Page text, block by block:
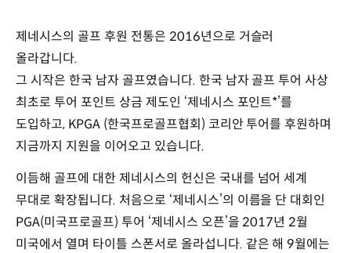
제네시스의 골프 후원 전통은 2016년으로 거슬러
올라갑니다.
그 시작은 한국 남자 골프였습니다. 한국 남자 골프 투어 사상
최초로 투어 포인트 상금 제도인 ‘제네시스 포인트*’를
도입하고, KPGA (한국프로골프협회) 코리안 투어를 후원하며
지금까지 지원을 이어오고 있습니다.
이듬해 골프에 대한 제네시스의 헌신은 국내를 넘어 세계
무대로 확장됩니다. 처음으로 ‘제네시스’의 이름을 단 대회인
PGA(미국프로골프) 투어 ‘제네시스 오픈’을 2017년 2월
미국에서 열며 타이틀 스폰서로 올라섭니다. 같은 해 9월에는